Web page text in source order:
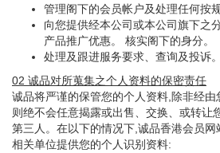
管理阁下的会员帐户及处理任何按
向您提供经本公司或本公司旗下之
产品推广优惠。 核实阁下的身分。
处理及跟进服务要求、查询及投诉。
02 诚品对所蒐集之个人资料的保密责任
诚品将严谨的保管您的个人资料,除非经
则绝不会任意揭露或出售、交换、或转让
第三人。在以下的情况下,诚品香港会员
相关单位提供您的个人识别资料: